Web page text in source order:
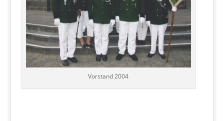
Vor­stand 2004